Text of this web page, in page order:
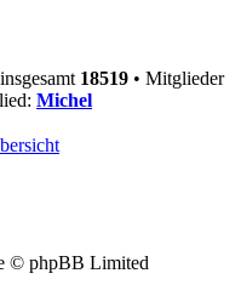
18519 • Mitglieder
Michel
© phpBB Limited